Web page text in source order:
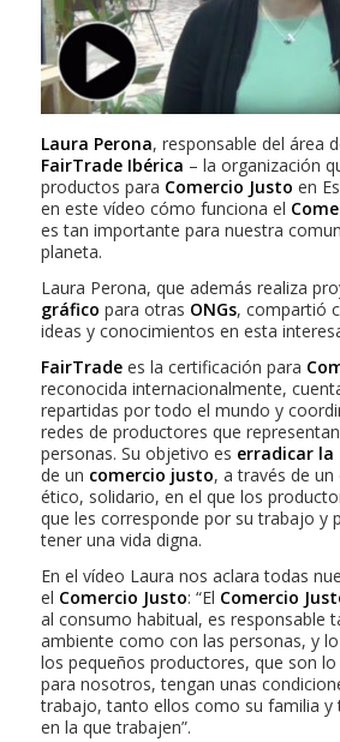
Laura Perona, responsable del área
FairTrade Ibérica – la organización
productos para Comercio Justo en
en este vídeo cómo funciona el
es tan importante para nuestra
planeta.
Laura Perona, que además realiza
gráfico para otras ONGs, compartió
ideas y conocimientos en esta
FairTradees la certificación para
reconocida internacionalmente,
repartidas por todo el mundo y
redes de productores que
personas. Su objetivo es erradicar la
de un comercio justo, a través de
ético, solidario, en el que los
que les corresponde por su trabajo y
tener una vida digna.
En el vídeo Laura nos aclara todas
el Comercio Justo: “El Comercio
al consumo habitual, es responsable
ambiente como con las personas, y
los pequeños productores, que son
para nosotros, tengan unas
trabajo, tanto ellos como su familia y
en la que trabajen”.